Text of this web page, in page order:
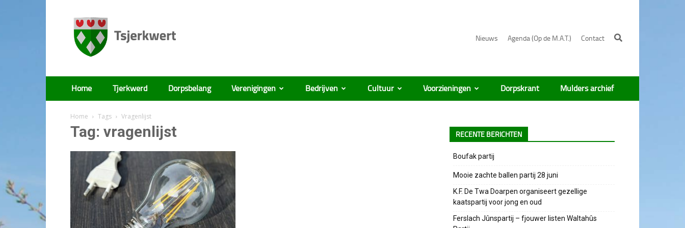
Nieuws Agenda (Op de M.A.T.) Contact
Tsjerkwert
Home Tjerkwerd Dorpsbelang Verenigingen Bedrijven Cultuur Voorzieningen Dorpskrant Mulders archief
Home Tags Vragenlijst
Tag: vragenlijst RECENTE BERICHTEN
Boufak partij
Mooie zachte ballen partij 28 juni
K.F. De Twa Doarpen organiseert gezellige
kaatspartij voor jong en oud
Ferslach Jûnspartij – fjouwer listen Waltahûs